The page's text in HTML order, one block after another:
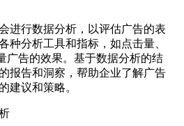
进行数据分析，以评估广告的表
种分析工具和指标，如点击量、
广告的效果。基于数据分析的结
报告和洞察，帮助企业了解广告
建议和策略。